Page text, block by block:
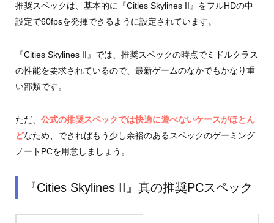
推奨スペックは、基本的に『Cities Skylines II』をフルHDの中
設定で60fpsを発揮できるように設定されています。
『Cities Skylines II』では、推奨スペックの時点でミドルクラス
の性能を要求されているので、最新ゲームのなかでもかなり重
い部類です。
ただ、 公式の推奨スペックでは快適に遊べないケースがほとん
どなため、できればもう少し余裕のあるスペックのゲーミング
ノートPCを用意しましょう。
『Cities Skylines II』真の推奨PCスペック